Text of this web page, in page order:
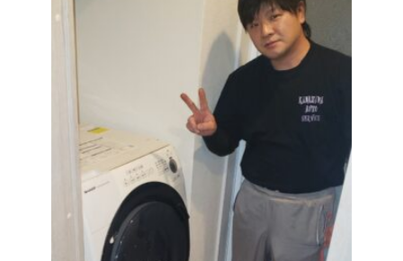
お客様の声
お問い合わせ
会社概要
キャンペーン
WEB割引券プレゼント！